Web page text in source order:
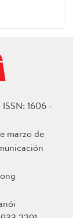
1606 -
marzo de